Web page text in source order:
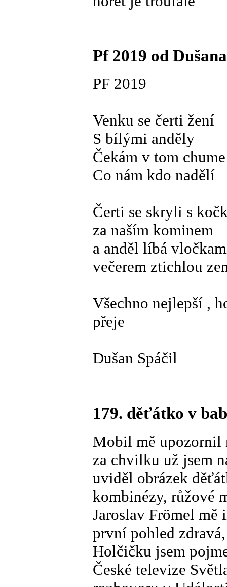
Pf 2019 od
PF 2019
Venku se čerti žení
S bílými anděly
Čekám v tom
Co nám kdo nadělí
Čerti se skryli s
za naším kominem
a anděl líbá
večerem ztichlou
Všechno nejlepší ,
přeje
Dušan Spáčil
179. děťátko v
Mobil mě upozornil
za chvilku už jsem
uviděl obrázek
kombinézy, růžové
Jaroslav Frömel
první pohled
Holčičku jsem
České televize